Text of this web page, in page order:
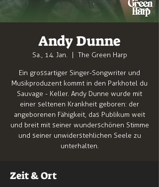
Andy Dunne
Sa., 14. Jan.
  |
The Green Harp
Ein grossartiger Singer-Songwriter und
Musikproduzent kommt in den Parkhotel du
Sauvage - Keller. Andy Dunne wurde mit
einer seltenen Krankheit geboren: der
angeborenen Fähigkeit, das Publikum weit
und breit mit seiner wunderschönen Stimme
und seiner unwiderstehlichen Seele zu
unterhalten.
Zeit & Ort